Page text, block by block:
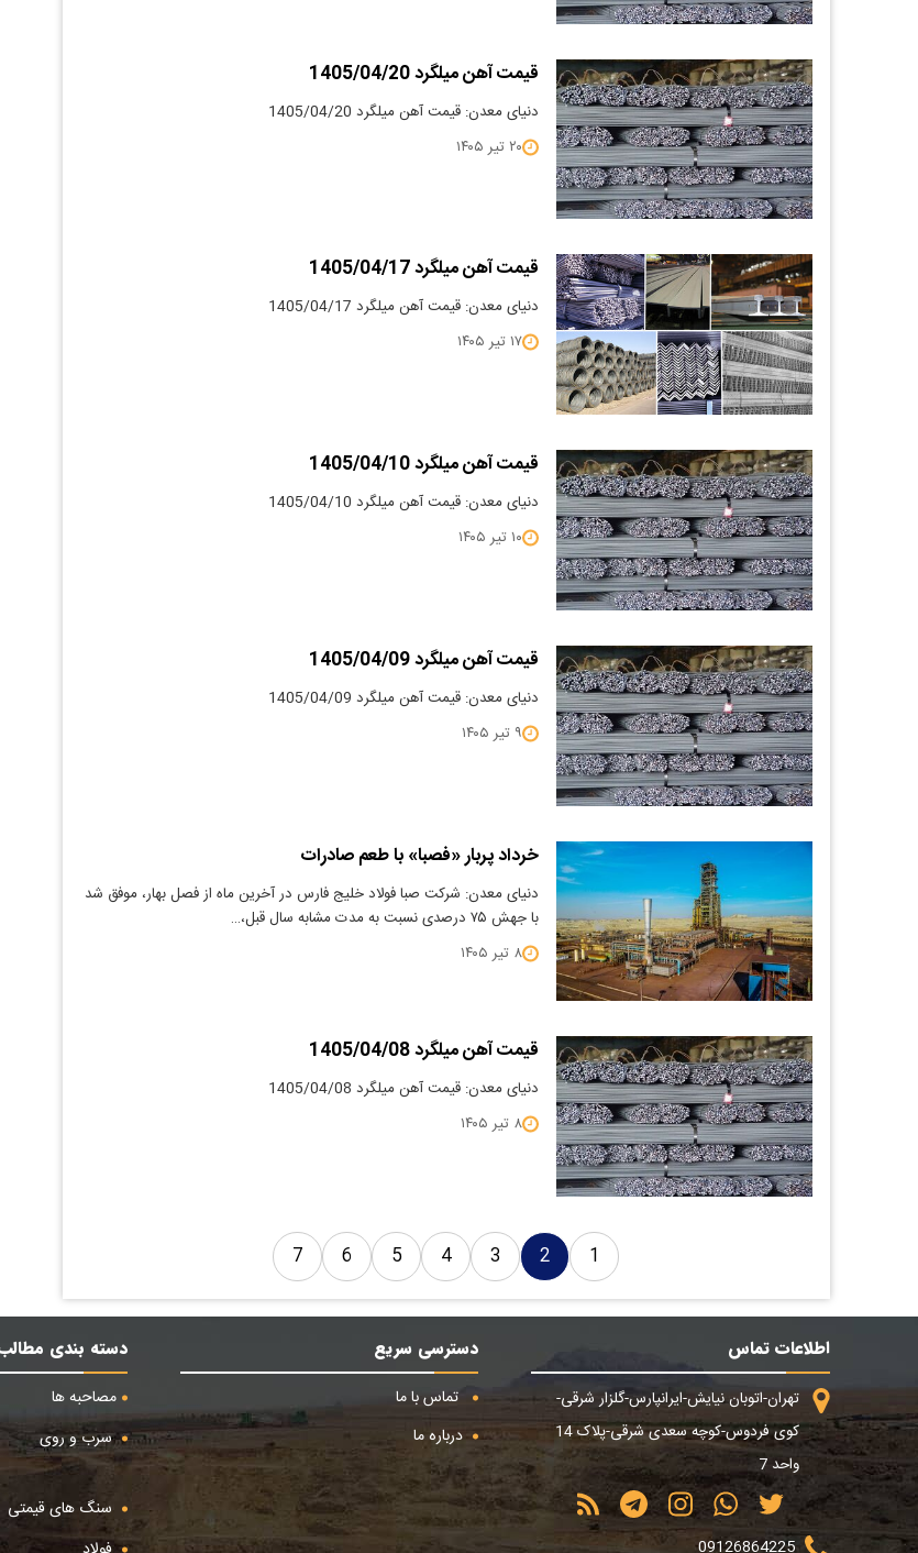
قیمت آهن میلگرد 1405/04/20
دنیای معدن: قیمت آهن میلگرد 1405/04/20
۲۰ تیر ۱۴۰۵
قیمت آهن میلگرد 1405/04/17
دنیای معدن: قیمت آهن میلگرد 1405/04/17
۱۷ تیر ۱۴۰۵
قیمت آهن میلگرد 1405/04/10
دنیای معدن: قیمت آهن میلگرد 1405/04/10
۱۰ تیر ۱۴۰۵
قیمت آهن میلگرد 1405/04/09
دنیای معدن: قیمت آهن میلگرد 1405/04/09
۹ تیر ۱۴۰۵
خرداد پربار «فصبا» با طعم صادرات
دنیای معدن: شرکت صبا فولاد خلیج فارس در آخرین ماه از فصل بهار، موفق شد
با جهش ۷۵ درصدی نسبت به مدت مشابه سال قبل،…
۸ تیر ۱۴۰۵
قیمت آهن میلگرد 1405/04/08
دنیای معدن: قیمت آهن میلگرد 1405/04/08
۸ تیر ۱۴۰۵
1
2
3
4
5
6
7
اطلاعات تماس
تهران-اتوبان نیایش-ایرانپارس-گلزار شرقی-
کوی فردوس-کوچه سعدی شرقی-پلاک 14
واحد 7
09126864225
دسترسی سریع
تماس با ما
درباره ما
دسته بندی
مصاحبه ها
سرب و روی
سنگ های قیمتی